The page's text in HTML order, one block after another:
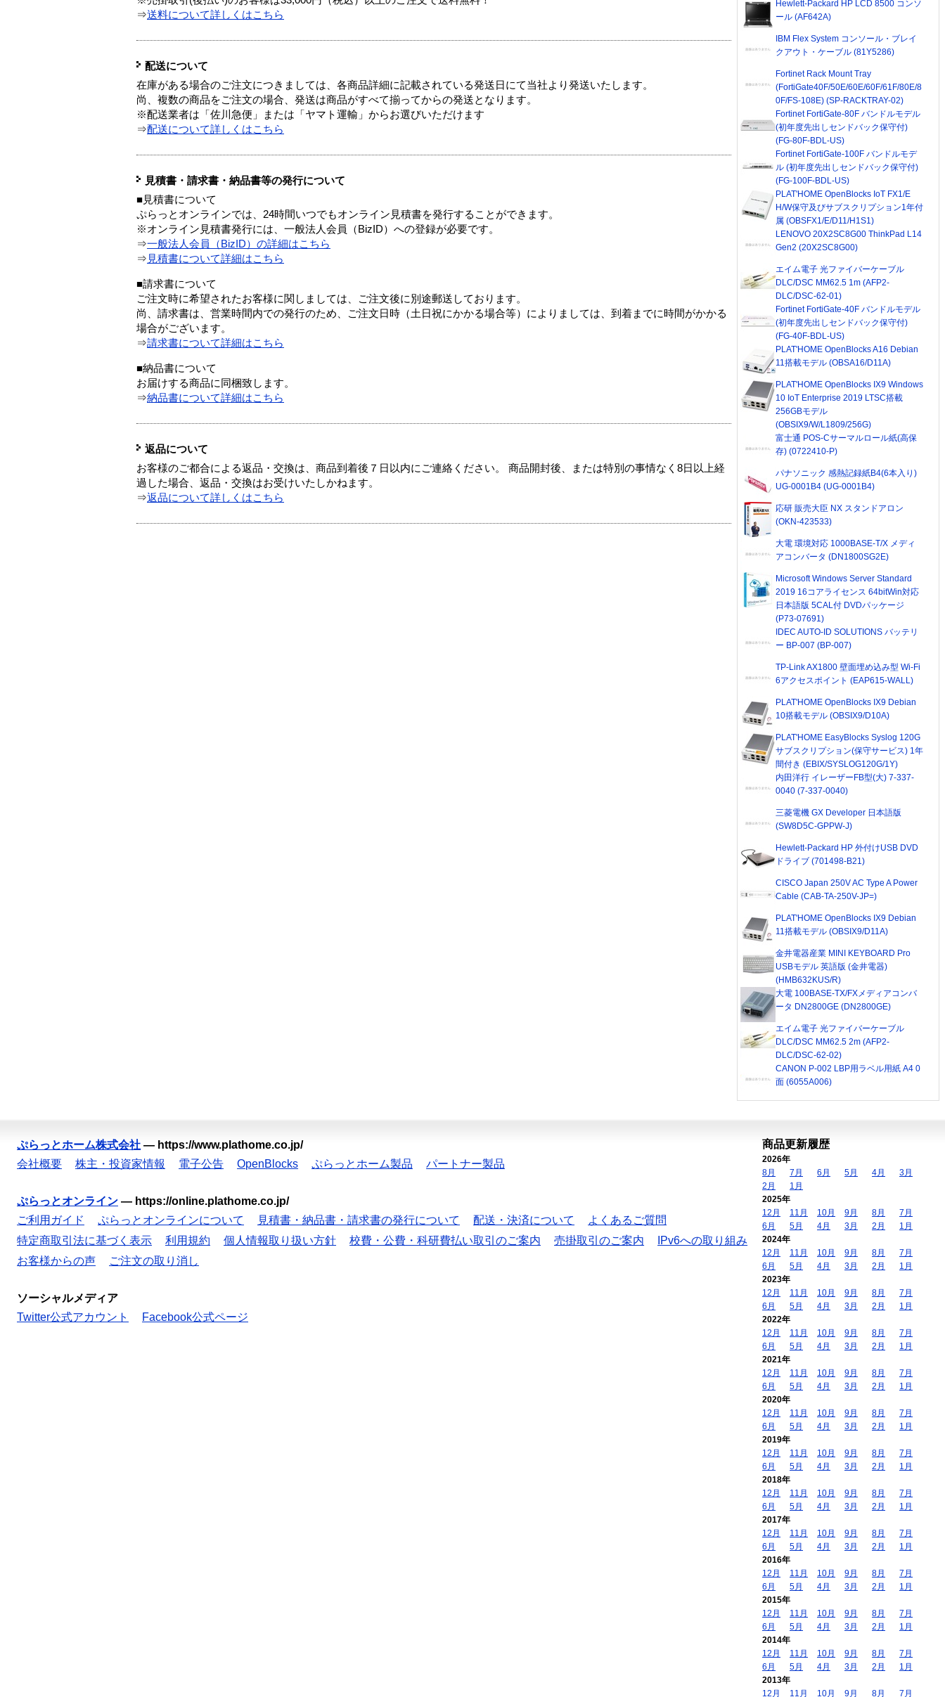
⇒送料について詳しくはこちら
配送について
在庫がある場合のご注文につきましては、各商品詳細に記載されている発送日にて当社より発送いたします。
尚、複数の商品をご注文の場合、発送は商品がすべて揃ってからの発送となります。
※配送業者は「佐川急便」または「ヤマト運輸」からお選びいただけます
⇒配送について詳しくはこちら
見積書・請求書・納品書等の発行について
■見積書について
ぷらっとオンラインでは、24時間いつでもオンライン見積書を発行することができます。
※オンライン見積書発行には、一般法人会員（BizID）への登録が必要です。
⇒一般法人会員（BizID）の詳細はこちら
⇒ 見積書について詳細はこちら
■請求書について
ご注文時に希望されたお客様に関しましては、ご注文後に別途郵送しております。
尚、請求書は、営業時間内での発行のため、ご注文日時（土日祝にかかる場合等）によりましては、到着までに時間がかかる
場合がございます。
⇒請求書について詳細はこちら
■納品書について
お届けする商品に同梱致します。
⇒納品書について詳細はこちら
返品について
お客様のご都合による返品・交換は、商品到着後７日以内にご連絡ください。 商品開封後、または特別の事情なく8日以上経
過した場合、返品・交換はお受けいたしかねます。
⇒返品について詳しくはこちら
Hewlett-Packard HP LCD 8500 コンソ
ール (AF642A)
IBM Flex System コンソール・ブレイ
クアウト・ケーブル (81Y5286)
Fortinet Rack Mount Tray
(FortiGate40F/50E/60E/60F/61F/80E/8
0F/FS-108E) (SP-RACKTRAY-02)
Fortinet FortiGate-80F バンドルモデル
(初年度先出しセンドバック保守付)
(FG-80F-BDL-US)
Fortinet FortiGate-100F バンドルモデ
ル (初年度先出しセンドバック保守付)
(FG-100F-BDL-US)
PLAT'HOME OpenBlocks IoT FX1/E
H/W保守及びサブスクリプション1年付
属 (OBSFX1/E/D11/H1S1)
LENOVO 20X2SC8G00 ThinkPad L14
Gen2 (20X2SC8G00)
エイム電子 光ファイバーケーブル
DLC/DSC MM62.5 1m (AFP2-
DLC/DSC-62-01)
Fortinet FortiGate-40F バンドルモデル
(初年度先出しセンドバック保守付)
(FG-40F-BDL-US)
PLAT'HOME OpenBlocks A16 Debian
11搭載モデル (OBSA16/D11A)
PLAT'HOME OpenBlocks IX9 Windows
10 IoT Enterprise 2019 LTSC搭載
256GBモデル
(OBSIX9/W/L1809/256G)
富士通 POS-Cサーマルロール紙(高保
存) (0722410-P)
パナソニック 感熱記録紙B4(6本入り)
UG-0001B4 (UG-0001B4)
応研 販売大臣 NX スタンドアロン
(OKN-423533)
大電 環境対応 1000BASE-T/X メディ
アコンバータ (DN1800SG2E)
Microsoft Windows Server Standard
2019 16コアライセンス 64bitWin対応
日本語版 5CAL付 DVDパッケージ
(P73-07691)
IDEC AUTO-ID SOLUTIONS バッテリ
ー BP-007 (BP-007)
TP-Link AX1800 壁面埋め込み型 Wi-Fi
6アクセスポイント (EAP615-WALL)
PLAT'HOME OpenBlocks IX9 Debian
10搭載モデル (OBSIX9/D10A)
PLAT'HOME EasyBlocks Syslog 120G
サブスクリプション(保守サービス) 1年
間付き (EBIX/SYSLOG120G/1Y)
内田洋行 イレーザーFB型(大) 7-337-
0040 (7-337-0040)
三菱電機 GX Developer 日本語版
(SW8D5C-GPPW-J)
Hewlett-Packard HP 外付けUSB DVD
ドライブ (701498-B21)
CISCO Japan 250V AC Type A Power
Cable (CAB-TA-250V-JP=)
PLAT'HOME OpenBlocks IX9 Debian
11搭載モデル (OBSIX9/D11A)
金井電器産業 MINI KEYBOARD Pro
USBモデル 英語版 (金井電器)
(HMB632KUS/R)
大電 100BASE-TX/FXメディアコンバ
ータ DN2800GE (DN2800GE)
エイム電子 光ファイバーケーブル
DLC/DSC MM62.5 2m (AFP2-
DLC/DSC-62-02)
CANON P-002 LBP用ラベル用紙 A4 0
面 (6055A006)
ぷらっとホーム株式会社 — https://www.plathome.co.jp/
会社概要
株主・投資家情報 電子公告 OpenBlocks ぷらっとホーム製品 パートナー製品
ぷらっとオンライン — https://online.plathome.co.jp/
ご利用ガイド
ぷらっとオンラインについて 見積書・納品書・請求書の発行について 配送・決済について
よくあるご質問
特定商取引法に基づく表示
利用規約 個人情報取り扱い方針 校費・公費・科研費払い取引のご案内 売掛取引のご案内
IPv6への取り組み
お客様からの声
ご注文の取り消し
ソーシャルメディア
Twitter公式アカウント
Facebook公式ページ
商品更新履歴
2026年
8月
7月 6月 5月 4月
3月
2月
1月
2025年
12月
11月 10月 9月 8月
7月
6月
5月 4月 3月 2月
1月
2024年
12月
11月 10月 9月 8月
7月
6月
5月 4月 3月 2月
1月
2023年
12月
11月 10月 9月 8月
7月
6月
5月 4月 3月 2月
1月
2022年
12月
11月 10月 9月 8月
7月
6月
5月 4月 3月 2月
1月
2021年
12月
11月 10月 9月 8月
7月
6月
5月 4月 3月 2月
1月
2020年
12月
11月 10月 9月 8月
7月
6月
5月 4月 3月 2月
1月
2019年
12月
11月 10月 9月 8月
7月
6月
5月 4月 3月 2月
1月
2018年
12月
11月 10月 9月 8月
7月
6月
5月 4月 3月 2月
1月
2017年
12月
11月 10月 9月 8月
7月
6月
5月 4月 3月 2月
1月
2016年
12月
11月 10月 9月 8月
7月
6月
5月 4月 3月 2月
1月
2015年
12月
11月 10月 9月 8月
7月
6月
5月 4月 3月 2月
1月
2014年
12月
11月 10月 9月 8月
7月
6月
5月 4月 3月 2月
1月
2013年
12月
11月 10月 9月 8月 7月